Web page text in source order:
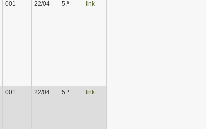
001 22/04 5.ª link
001 22/04 5.ª link